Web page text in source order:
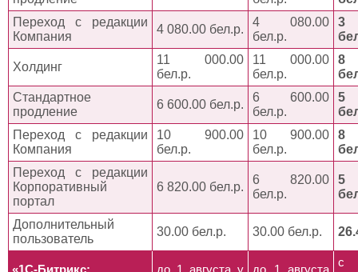
Переход с редакции
Компания
4 080.00 бел.р.
4 080.00
бел.р.
3
Холдинг
11 000.00
бел.р.
11 000.00
бел.р.
8
Стандартное
продление
6 600.00 бел.р.
6 600.00
бел.р.
5
Переход с редакции
Компания
10 900.00
бел.р.
10 900.00
бел.р.
8
Переход с редакции
Корпоративный
портал
6 820.00 бел.р.
6 820.00
бел.р.
5
Дополнительный
пользователь
30.00 бел.р. 30.00 бел.р.
с